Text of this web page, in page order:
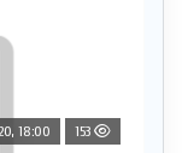
18:00 153